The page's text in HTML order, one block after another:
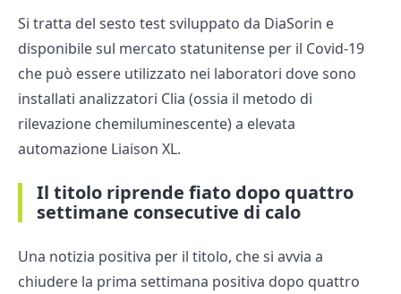
Si tratta del sesto test sviluppato da DiaSorin e
disponibile sul mercato statunitense per il Covid-19
che può essere utilizzato nei laboratori dove sono
installati analizzatori Clia (ossia il metodo di
rilevazione chemiluminescente) a elevata
automazione Liaison XL.
Il titolo riprende fiato dopo quattro
settimane consecutive di calo
Una notizia positiva per il titolo, che si avvia a
chiudere la prima settimana positiva dopo quattro